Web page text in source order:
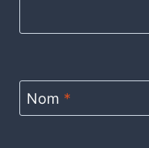
Nom *